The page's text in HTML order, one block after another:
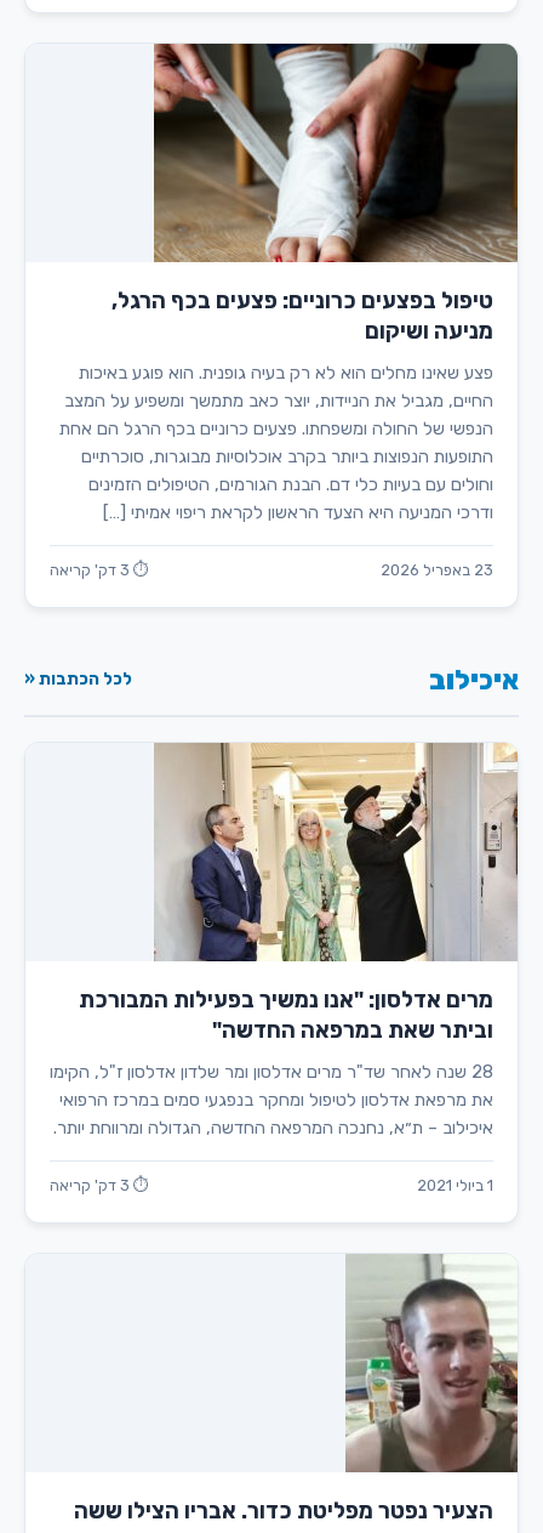
טיפול בפצעים כרוניים: פצעים בכף הרגל,
מניעה ושיקום
פצע שאינו מחלים הוא לא רק בעיה גופנית. הוא פוגע באיכות
החיים, מגביל את הניידות, יוצר כאב מתמשך ומשפיע על המצב
הנפשי של החולה ומשפחתו. פצעים כרוניים בכף הרגל הם אחת
התופעות הנפוצות ביותר בקרב אוכלוסיות מבוגרות, סוכרתיים
וחולים עם בעיות כלי דם. הבנת הגורמים, הטיפולים הזמינים
ודרכי המניעה היא הצעד הראשון לקראת ריפוי אמיתי […]
23 באפריל 2026 ⏱ 3 דק' קריאה
איכילוב לכל הכתבות «
מרים אדלסון: "אנו נמשיך בפעילות המבורכת
וביתר שאת במרפאה החדשה"
28 שנה לאחר שד"ר מרים אדלסון ומר שלדון אדלסון ז"ל, הקימו
את מרפאת אדלסון לטיפול ומחקר בנפגעי סמים במרכז הרפואי
איכילוב – ת״א, נחנכה המרפאה החדשה, הגדולה ומרווחת יותר.
1 ביולי 2021 ⏱ 3 דק' קריאה
הצעיר נפטר מפליטת כדור. אבריו הצילו ששה